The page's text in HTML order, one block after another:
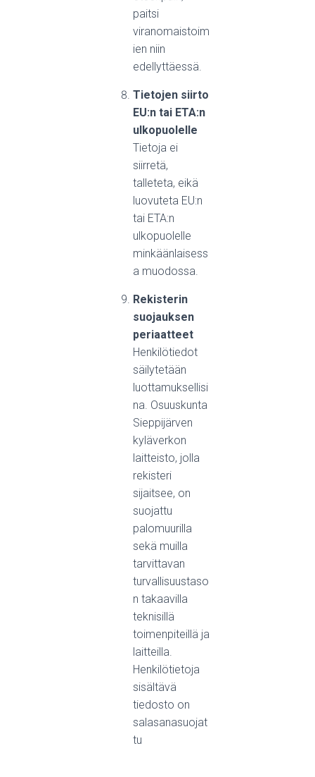
paitsi
viranomaistoim
ien niin
edellyttäessä.
Tietojen siirto
EU:n tai ETA:n
ulkopuolelle
Tietoja ei
siirretä,
talleteta, eikä
luovuteta EU:n
tai ETA:n
ulkopuolelle
minkäänlaisess
a muodossa.
Rekisterin
suojauksen
periaatteet
Henkilötiedot
säilytetään
luottamuksellisi
na. Osuuskunta
Sieppijärven
kyläverkon
laitteisto, jolla
rekisteri
sijaitsee, on
suojattu
palomuurilla
sekä muilla
tarvittavan
turvallisuustaso
n takaavilla
teknisillä
toimenpiteillä ja
laitteilla.
Henkilötietoja
sisältävä
tiedosto on
salasanasuojat
tu